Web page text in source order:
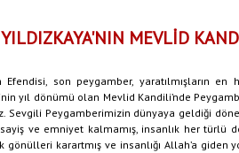
MEVLİD
Efendisi, son peygamber, yaratılmışların en
yıl dönümü olan Mevlid Kandili’nde
Sevgili Peygamberimizin dünyaya geldiği
ve emniyet kalmamış, insanlık her türlü
gönülleri karartmış ve insanlığı Allah’a